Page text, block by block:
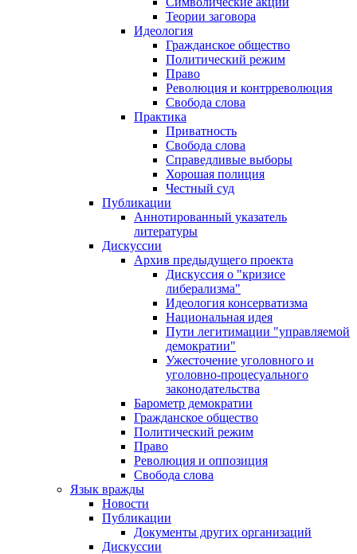
Теории заговора
Идеология
Гражданское общество
Политический режим
Право
Революция и контрреволюция
Свобода слова
Практика
Приватность
Свобода слова
Справедливые выборы
Хорошая полиция
Честный суд
Публикации
Аннотированный указатель
литературы
Дискуссии
Архив предыдущего проекта
Дискуссия о "кризисе
либерализма"
Идеология консерватизма
Национальная идея
Пути легитимации "управляемой
демократии"
Ужесточение уголовного и
уголовно-процесуального
законодательства
Барометр демократии
Гражданское общество
Политический режим
Право
Революция и оппозиция
Свобода слова
Язык вражды
Новости
Публикации
Документы других организаций
Дискуссии